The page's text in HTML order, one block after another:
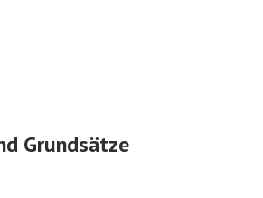
Grundsätze